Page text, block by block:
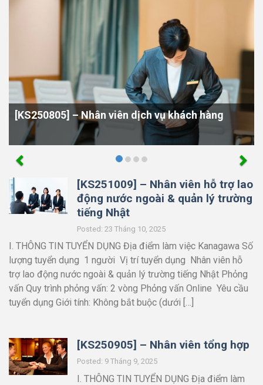
[KS250805] – Nhân viên dịch vụ khách hàng
[KS251009] – Nhân viên hỗ trợ lao
động nước ngoài & quản lý trường
tiếng Nhật
Posted: 23 Tháng 10, 2025
I. THÔNG TIN TUYỂN DỤNG Địa điểm làm việc Kanagawa Số
lượng tuyển dụng 1 người Vị trí tuyển dụng Nhân viên hỗ
trợ lao động nước ngoài & quản lý trường tiếng Nhật Phỏng
vấn Quy trình phỏng vấn: 2 vòng Phỏng vấn Online Yêu cầu
tuyển dụng Giới tính: Không bắt buộc (dưới […]
[KS250905] – Nhân viên tổng hợp
Posted: 9 Tháng 9, 2025
I. THÔNG TIN TUYỂN DỤNG Địa điểm làm